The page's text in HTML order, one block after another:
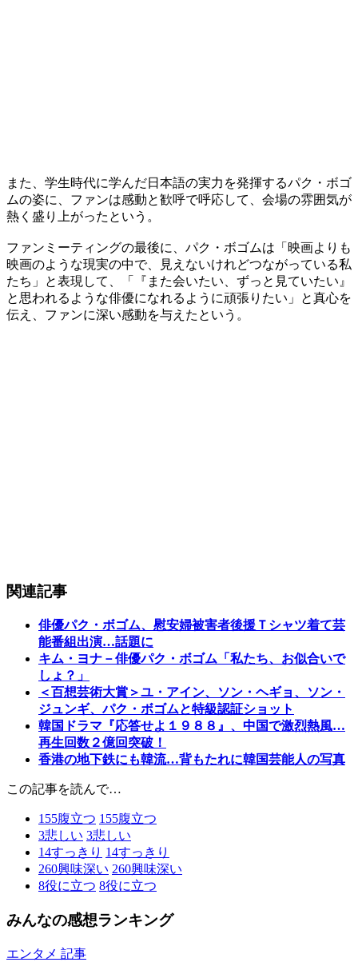
また、学生時代に学んだ日本語の実力を発揮するパク・ボゴ
ムの姿に、ファンは感動と歓呼で呼応して、会場の雰囲気が
熱く盛り上がったという。
ファンミーティングの最後に、パク・ボゴムは「映画よりも
映画のような現実の中で、見えないけれどつながっている私
たち」と表現して、「『また会いたい、ずっと見ていたい』
と思われるような俳優になれるように頑張りたい」と真心を
伝え、ファンに深い感動を与えたという。
関連記事
俳優パク・ボゴム、慰安婦被害者後援Ｔシャツ着て芸
能番組出演…話題に
キム・ヨナ－俳優パク・ボゴム「私たち、お似合いで
しょ？」
＜百想芸術大賞＞ユ・アイン、ソン・ヘギョ、ソン・
ジュンギ、パク・ボゴムと特級認証ショット
韓国ドラマ『応答せよ１９８８』、中国で激烈熱風…
再生回数２億回突破！
香港の地下鉄にも韓流…背もたれに韓国芸能人の写真
この記事を読んで…
155腹立つ 155腹立つ
3悲しい 3悲しい
14すっきり 14すっきり
260興味深い 260興味深い
8役に立つ 8役に立つ
みんなの感想ランキング
エンタメ 記事